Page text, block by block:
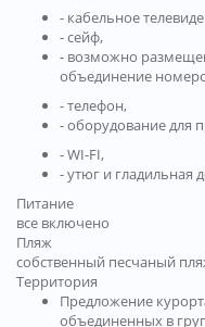
- кабельное
- сейф,
- возможно
объединение
- телефон,
- оборудование для
- WI-FI,
- утюг и гладильная
Питание
все включено
Пляж
собственный песчаный
Территория
Предложение
объединенных в